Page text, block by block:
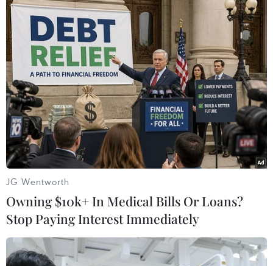
Hoàng Đức đột phá tuyến giữa nhưng bị phạm lỗi. (Ảnh: Hoàng
Linh/TTXVN)
JG Wentworth
Owning $10k+ In Medical Bills Or Loans?
Stop Paying Interest Immediately